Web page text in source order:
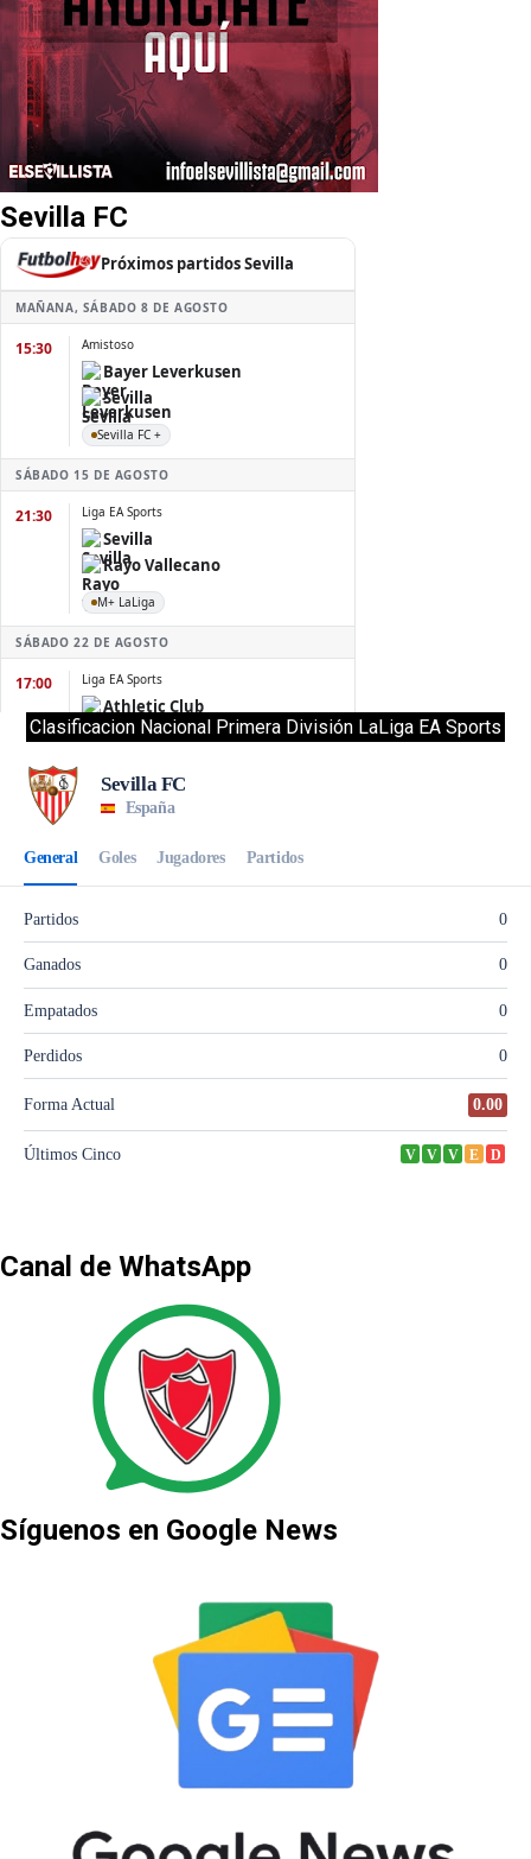
Sevilla FC
Clasificacion Nacional Primera División LaLiga EA Sports
Canal de WhatsApp
Síguenos en Google News